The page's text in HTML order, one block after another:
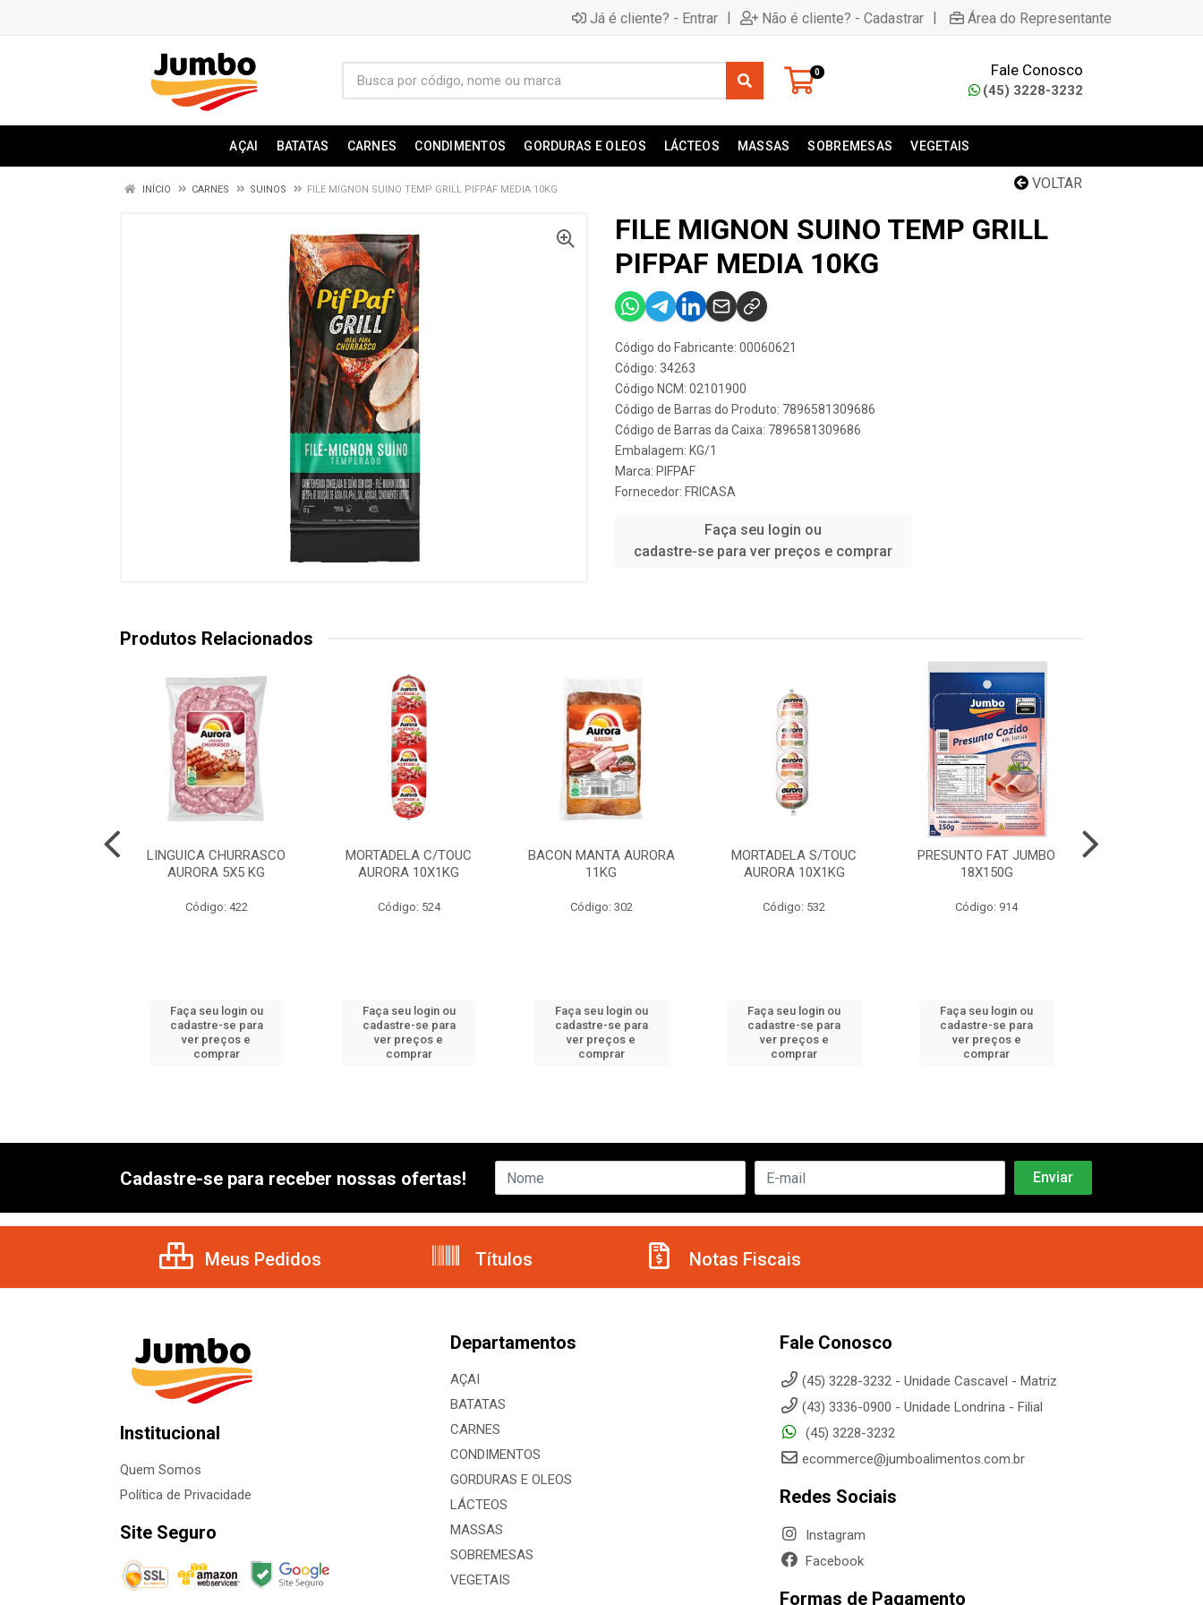
Já é cliente? - Entrar | Não é cliente? - Cadastrar | Área do Representante
0 Fale Conosco
(45) 3228-3232
AÇAI BATATAS CARNES CONDIMENTOS GORDURAS E OLEOS LÁCTEOS MASSAS SOBREMESAS VEGETAIS
VOLTAR
INÍCIO CARNES SUINOS FILE MIGNON SUINO TEMP GRILL PIFPAF MEDIA 10KG
FILE MIGNON SUINO TEMP GRILL
PIFPAF MEDIA 10KG
Código do Fabricante: 00060621
Código: 34263
Código NCM: 02101900
Código de Barras do Produto: 7896581309686
Código de Barras da Caixa: 7896581309686
Embalagem: KG/1
Marca: PIFPAF
Fornecedor: FRICASA
Faça seu login ou
cadastre-se para ver preços e comprar
Produtos Relacionados
LINGUICA CHURRASCO
AURORA 5X5 KG
Código: 422
Faça seu login ou
cadastre-se para
ver preços e
comprar
MORTADELA C/TOUC
AURORA 10X1KG
Código: 524
Faça seu login ou
cadastre-se para
ver preços e
comprar
BACON MANTA AURORA
11KG
Código: 302
Faça seu login ou
cadastre-se para
ver preços e
comprar
MORTADELA S/TOUC
AURORA 10X1KG
Código: 532
Faça seu login ou
cadastre-se para
ver preços e
comprar
PRESUNTO FAT JUMBO
18X150G
Código: 914
Faça seu login ou
cadastre-se para
ver preços e
comprar
Cadastre-se para receber nossas ofertas!
Meus Pedidos Títulos Notas Fiscais
Institucional
Quem Somos
Política de Privacidade
Site Seguro
Departamentos
AÇAI
BATATAS
CARNES
CONDIMENTOS
GORDURAS E OLEOS
LÁCTEOS
MASSAS
SOBREMESAS
VEGETAIS
Fale Conosco
(45) 3228-3232 - Unidade Cascavel - Matriz
(43) 3336-0900 - Unidade Londrina - Filial
(45) 3228-3232
ecommerce@jumboalimentos.com.br
Redes Sociais
Instagram
Facebook
Formas de Pagamento